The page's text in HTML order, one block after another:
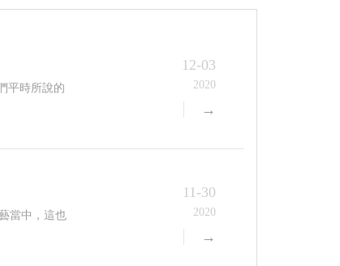
平時所說的
12-03
2020
→
，這也
11-30
2020
→